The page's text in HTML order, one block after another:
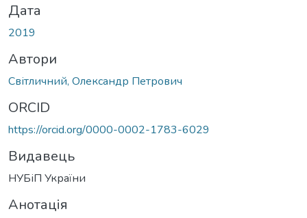
Дата
2019
Автори
Світличний, Олександр Петрович
ORCID
https://orcid.org/0000-0002-1783-6029
Видавець
НУБіП України
Анотація